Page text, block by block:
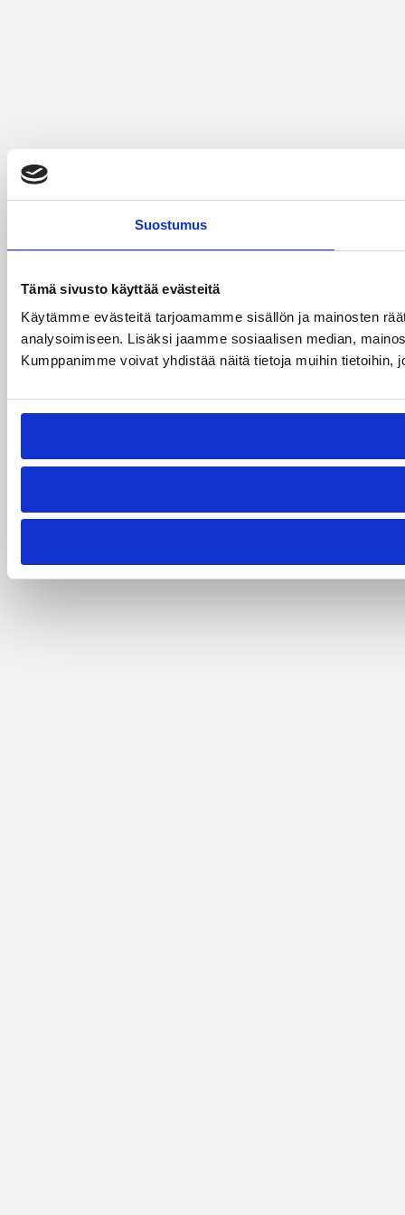
Suostumus
Tämä sivusto käyttää evästeitä
Käytämme evästeitä tarjoamamme sisällön ja mainosten
analysoimiseen. Lisäksi jaamme sosiaalisen median,
Kumppanimme voivat yhdistää näitä tietoja muihin tietoihin,